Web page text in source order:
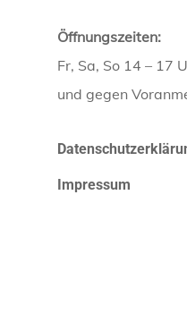
Öffnungszeiten:
Fr, Sa, So 14 – 17
und gegen
Impressum